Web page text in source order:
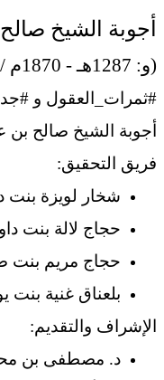
أجوبة الشيخ
(و: 1287هـ - 1870م / ت: 1347 هـ - 1928م)
#ثمرات العقول و
أجوبة الشيخ صالح بن
فريق التحقيق:
شخار لويزة بنت
حجاج لالة بنت
حجاج مريم بنت
بلعناق غنية
الإشراف والتقديم:
د. مصطفى بن